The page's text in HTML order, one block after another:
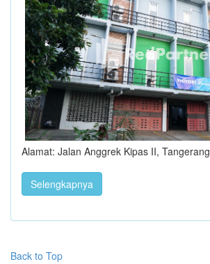
Alamat: Jalan Anggrek Kipas II, Tangerang
Selengkapnya
Back to Top